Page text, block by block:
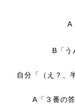
A
B「う
自分「（え？、
A「３番の